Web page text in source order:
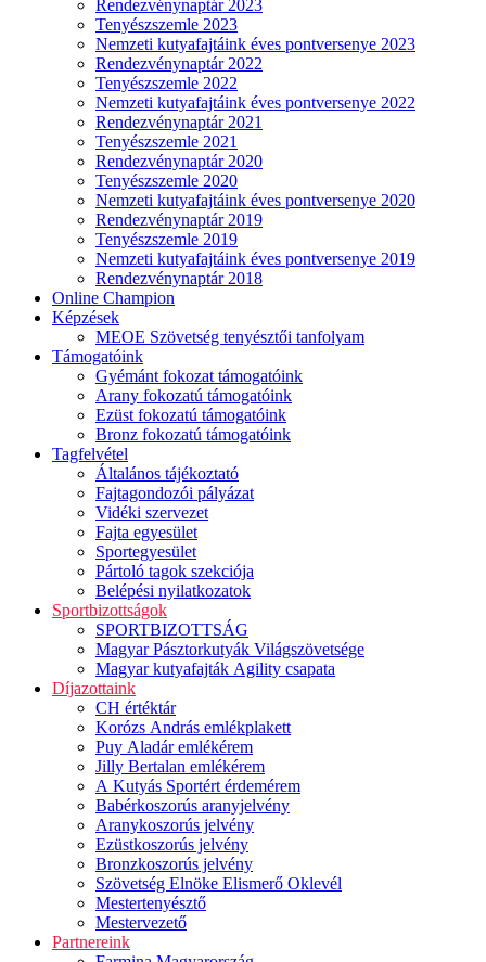
Rendezvénynaptár 2023
Tenyészszemle 2023
Nemzeti kutyafajtáink éves pontversenye 2023
Rendezvénynaptár 2022
Tenyészszemle 2022
Nemzeti kutyafajtáink éves pontversenye 2022
Rendezvénynaptár 2021
Tenyészszemle 2021
Rendezvénynaptár 2020
Tenyészszemle 2020
Nemzeti kutyafajtáink éves pontversenye 2020
Rendezvénynaptár 2019
Tenyészszemle 2019
Nemzeti kutyafajtáink éves pontversenye 2019
Rendezvénynaptár 2018
Online Champion
Képzések
MEOE Szövetség tenyésztői tanfolyam
Támogatóink
Gyémánt fokozat támogatóink
Arany fokozatú támogatóink
Ezüst fokozatú támogatóink
Bronz fokozatú támogatóink
Tagfelvétel
Általános tájékoztató
Fajtagondozói pályázat
Vidéki szervezet
Fajta egyesület
Sportegyesület
Pártoló tagok szekciója
Belépési nyilatkozatok
Sportbizottságok
SPORTBIZOTTSÁG
Magyar Pásztorkutyák Világszövetsége
Magyar kutyafajták Agility csapata
Díjazottaink
CH értéktár
Korózs András emlékplakett
Puy Aladár emlékérem
Jilly Bertalan emlékérem
A Kutyás Sportért érdemérem
Babérkoszorús aranyjelvény
Aranykoszorús jelvény
Ezüstkoszorús jelvény
Bronzkoszorús jelvény
Szövetség Elnöke Elismerő Oklevél
Mestertenyésztő
Mestervezető
Partnereink